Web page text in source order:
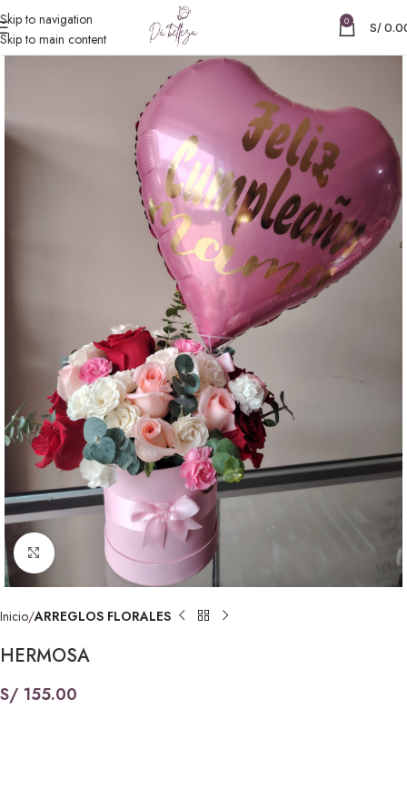
Skip to navigation
Skip to main content
0 S/
Click to enlarge
Inicio ARREGLOS FLORALES
HERMOSA
S/ 155.00